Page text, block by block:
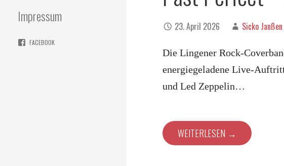
Impressum
FACEBOOK
23. April 2026 Sicko Janßen
Die Lingener Rock-
energiegeladene Live-
und Led Zeppelin…
WEITERLESEN →